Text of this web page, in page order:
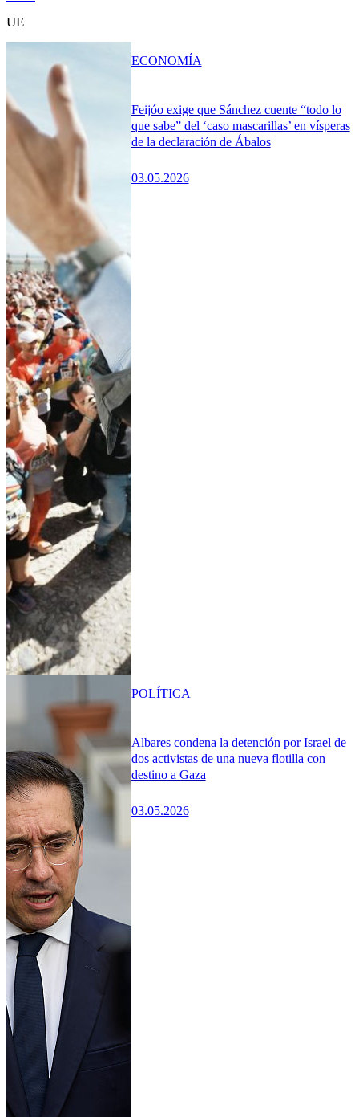
UE
Feijóo exige que Sánchez cuente “todo lo
que sabe” del ‘caso mascarillas’ en vísperas
de la declaración de Ábalos
03.05.2026
ECONOMÍA
Albares condena la detención por Israel de
dos activistas de una nueva flotilla con
destino a Gaza
03.05.2026
POLÍTICA